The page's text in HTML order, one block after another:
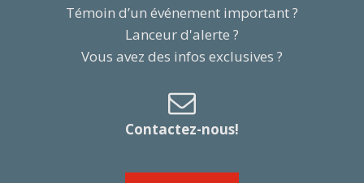
Témoin d’un événement important ?
Lanceur d'alerte ?
Vous avez des infos exclusives ?
Contactez-nous!